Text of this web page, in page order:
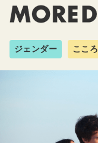
ジェンダー こころ